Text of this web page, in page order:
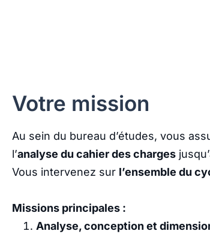
Votre mission
Au sein du bureau d’études, vous
l’analyse du cahier des charges
Vous intervenez sur l’ensemble du
Missions principales :
Analyse, conception et